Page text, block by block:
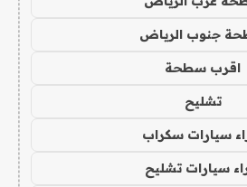
جنوب الرياض
اقرب سطحة
تشليح
سيارات سكراب
سيارات تشليح